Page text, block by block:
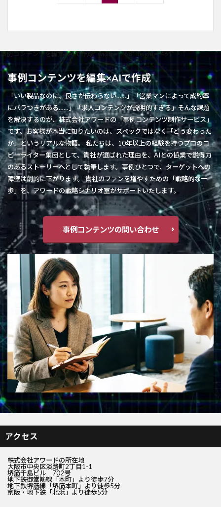
事例コンテンツを編集×AIで作成" width="768" height="461" >
事例コンテンツを編集×AIで作成
「いい製品なのに、良さが伝わらない……」「営業マンによって成約率
にバラつきがある……」「求人コンテンツが説明的すぎる」そんな課題
を解決するのが、株式会社アワードの「事例コンテンツ制作サービス」
です。お客様が本当に知りたいのは、スペックではなく「どう変わった
か」というリアルな物語。 私たちは、10年以上の経験を持つプロのコ
ピーライター集団として、貴社が選ばれた理由を、AIとの協業で説得力
のあるストーリーへとして執筆します。事例ひとつで、ターゲットへの
障壁は劇的に下がります。 貴社のファンを増やすための「戦略的な一
歩」を、アワードの戦略シナリオ室がサポートいたします。
事例コンテンツの問い合わせ
アクセス
株式会社アワードの所在地
大阪市中央区淡路町2丁目1-1
堺筋千島ビル 702号
地下鉄御堂筋線「本町」より徒歩7分
地下鉄堺筋線「堺筋本町」より徒歩5分
京阪・地下鉄「北浜」より徒歩5分